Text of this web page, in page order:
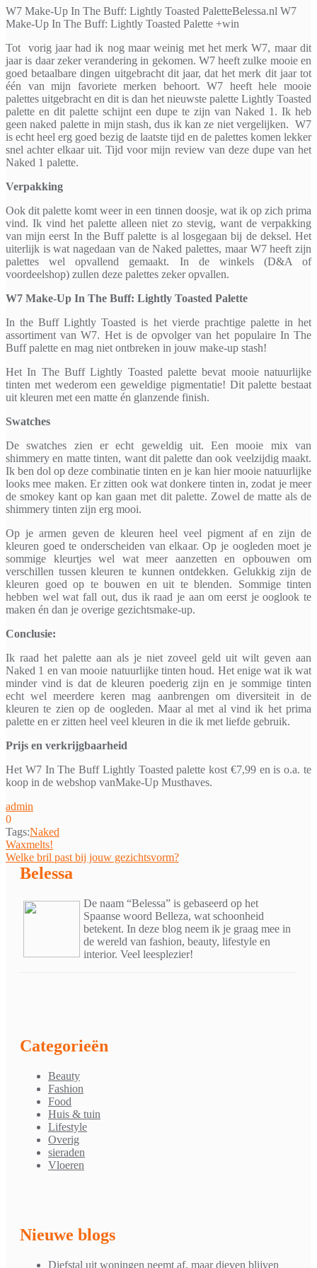
W7 Make-Up In The Buff: Lightly Toasted PaletteBelessa.nl W7
Make-Up In The Buff: Lightly Toasted Palette +win
Tot vorig jaar had ik nog maar weinig met het merk W7, maar dit
jaar is daar zeker verandering in gekomen. W7 heeft zulke mooie en
goed betaalbare dingen uitgebracht dit jaar, dat het merk dit jaar tot
één van mijn favoriete merken behoort. W7 heeft hele mooie
palettes uitgebracht en dit is dan het nieuwste palette Lightly Toasted
palette en dit palette schijnt een dupe te zijn van Naked 1. Ik heb
geen naked palette in mijn stash, dus ik kan ze niet vergelijken. W7
is echt heel erg goed bezig de laatste tijd en de palettes komen lekker
snel achter elkaar uit. Tijd voor mijn review van deze dupe van het
Naked 1 palette.
Verpakking
Ook dit palette komt weer in een tinnen doosje, wat ik op zich prima
vind. Ik vind het palette alleen niet zo stevig, want de verpakking
van mijn eerst In the Buff palette is al losgegaan bij de deksel. Het
uiterlijk is wat nagedaan van de Naked palettes, maar W7 heeft zijn
palettes wel opvallend gemaakt. In de winkels (D&A of
voordeelshop) zullen deze palettes zeker opvallen.
W7 Make-Up In The Buff: Lightly Toasted Palette
In the Buff Lightly Toasted is het vierde prachtige palette in het
assortiment van W7. Het is de opvolger van het populaire In The
Buff palette en mag niet ontbreken in jouw make-up stash!
Het In The Buff Lightly Toasted palette bevat mooie natuurlijke
tinten met wederom een geweldige pigmentatie! Dit palette bestaat
uit kleuren met een matte én glanzende finish.
Swatches
De swatches zien er echt geweldig uit. Een mooie mix van
shimmery en matte tinten, want dit palette dan ook veelzijdig maakt.
Ik ben dol op deze combinatie tinten en je kan hier mooie natuurlijke
looks mee maken. Er zitten ook wat donkere tinten in, zodat je meer
de smokey kant op kan gaan met dit palette. Zowel de matte als de
shimmery tinten zijn erg mooi.
Op je armen geven de kleuren heel veel pigment af en zijn de
kleuren goed te onderscheiden van elkaar. Op je oogleden moet je
sommige kleurtjes wel wat meer aanzetten en opbouwen om
verschillen tussen kleuren te kunnen ontdekken. Gelukkig zijn de
kleuren goed op te bouwen en uit te blenden. Sommige tinten
hebben wel wat fall out, dus ik raad je aan om eerst je ooglook te
maken én dan je overige gezichtsmake-up.
Conclusie:
Ik raad het palette aan als je niet zoveel geld uit wilt geven aan
Naked 1 en van mooie natuurlijke tinten houd. Het enige wat ik wat
minder vind is dat de kleuren poederig zijn en je sommige tinten
echt wel meerdere keren mag aanbrengen om diversiteit in de
kleuren te zien op de oogleden. Maar al met al vind ik het prima
palette en er zitten heel veel kleuren in die ik met liefde gebruik.
Prijs en verkrijgbaarheid
Het W7 In The Buff Lightly Toasted palette kost €7,99 en is o.a. te
koop in de webshop vanMake-Up Musthaves.
admin
0
Tags:Naked
Bericht
navigatie
Waxmelts!
Welke bril past bij jouw gezichtsvorm?
Belessa
De naam “Belessa” is gebaseerd op het
Spaanse woord Belleza, wat schoonheid
betekent. In deze blog neem ik je graag mee in
de wereld van fashion, beauty, lifestyle en
interior. Veel leesplezier!
Categorieën
Beauty
Fashion
Food
Huis & tuin
Lifestyle
Overig
sieraden
Vloeren
Nieuwe blogs
Diefstal uit woningen neemt af, maar dieven blijven